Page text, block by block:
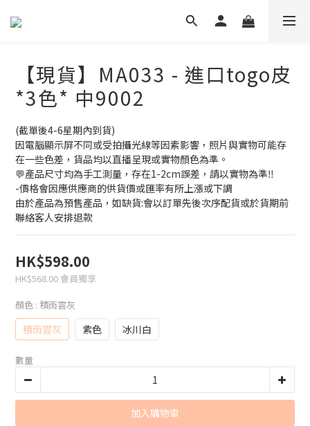
【現貨】MA033 - 進口togo皮
*3色* 中9002
(截單後4-6星期內到貨)
因電腦顯示屏不同或受拍攝光線等因素影響，照片與實物可能存
在一些色差，貨品均以直播呈現或實物顏色為準。
💬產品尺寸均為手工測量，存在1-2cm誤差，請以實物為準‼
-價格會因應供應商的供貨價或匯率有所上漲或下調
由於產品為預售產品，如缺貨:會以訂單先後次序配貨或於貨期前
聯絡客人安排退款
HK$598.00
HK$568.00 會員獨享
顏色 : 積雨雲灰
積雨雲灰 紫色 冰川白
數量
加入購物車